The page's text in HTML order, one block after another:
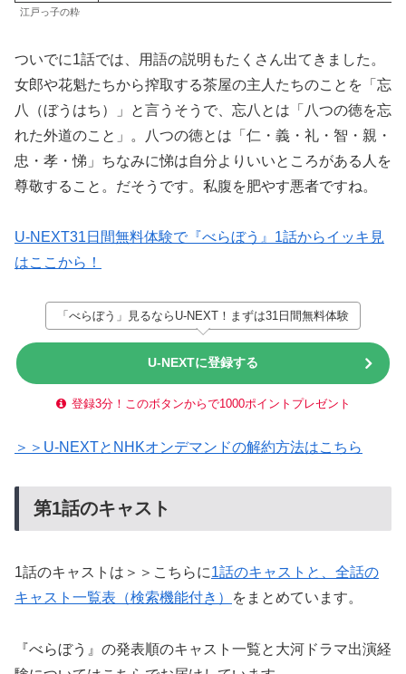
江戸っ子の粋
ついでに1話では、用語の説明もたくさん出てきました。
女郎や花魁たちから搾取する茶屋の主人たちのことを「忘
八（ぼうはち）」と言うそうで、忘八とは「八つの徳を忘
れた外道のこと」。八つの徳とは「仁・義・礼・智・親・
忠・孝・悌」ちなみに悌は自分よりいいところがある人を
尊敬すること。だそうです。私腹を肥やす悪者ですね。
U-NEXT31日間無料体験で『べらぼう』1話からイッキ見
はここから！
「べらぼう」見るならU-NEXT！まずは31日間無料体験
U-NEXTに登録する
登録3分！このボタンからで1000ポイントプレゼント
＞＞U-NEXTとNHKオンデマンドの解約方法はこちら
第1話のキャスト
1話のキャストは＞＞こちらに1話のキャストと、全話の
キャスト一覧表（検索機能付き）
をまとめています。
『べらぼう』の発表順のキャスト一覧と大河ドラマ出演経